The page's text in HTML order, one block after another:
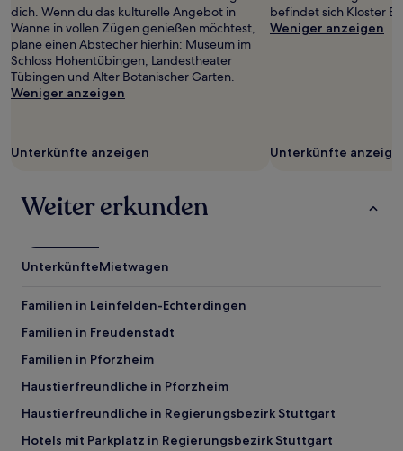
wurde.
Preise
und
Verfügbarkeiten
können
sich
ändern.
zusätzliche
dich. Wenn du das kulturelle Angebot in
Wanne in vollen Zügen genießen möchtest,
plane einen Abstecher hierhin: Museum im
Schloss Hohentübingen, Landestheater
Tübingen und Alter Botanischer Garten.
Weniger anzeigen
Unterkünfte anzeigen
befindet sich Kloster
Weniger anzeigen
Unterkünfte
Weiter erkunden
UnterkünfteMietwagen
Familien in Leinfelden-Echterdingen
Familien in Freudenstadt
Familien in Pforzheim
Haustierfreundliche in Pforzheim
Haustierfreundliche in Regierungsbezirk Stuttgart
Hotels mit Parkplatz in Regierungsbezirk Stuttgart